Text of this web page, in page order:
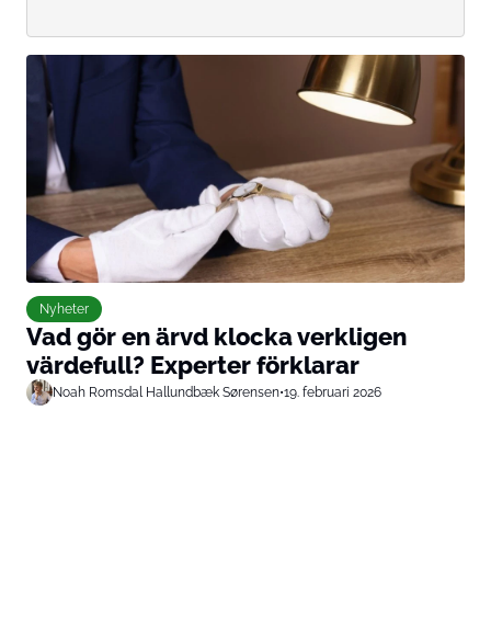
Nyheter
Vad gör en ärvd klocka verkligen
värdefull? Experter förklarar
Noah Romsdal Hallundbæk Sørensen•19. februari 2026